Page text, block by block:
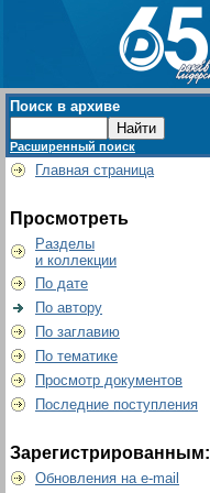
Поиск в архиве
Расширенный поиск
Главная страница
Просмотреть
Разделы
и коллекции
По дате
По автору
По заглавию
По тематике
Просмотр документов
Последние поступления
Зарегистрированным:
Обновления на e-mail